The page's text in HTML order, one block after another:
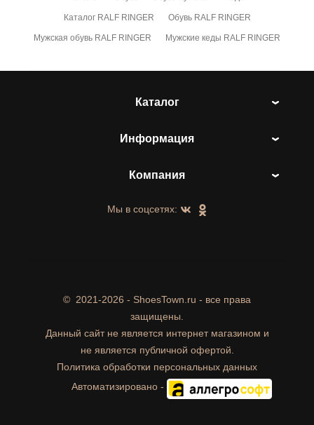
Каталог RALF RINGER Обувь RALF RINGER
Мужская обувь RALF RINGER Мужские кеды RALF RINGER
Каталог
Информация
Компания
Мы в соцсетях:
© 2021-2026 - ShoesTown.ru - все права
защищены.
Данный сайт не является интернет магазином и
не является публичной офертой.
Политика обработки персональных данных
Автоматизировано -